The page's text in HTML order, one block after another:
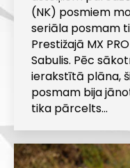
(NK) posmiem
seriāla posmam
Prestižajā MX
Sabulis. Pēc
ierakstītā plāna,
posmam bija
tika pārcelts…